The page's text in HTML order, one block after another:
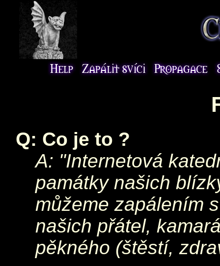
Q: Co je to ?
A: "Internetová
památky našich
můžeme zapálením
našich přátel,
pěkného (štěstí,